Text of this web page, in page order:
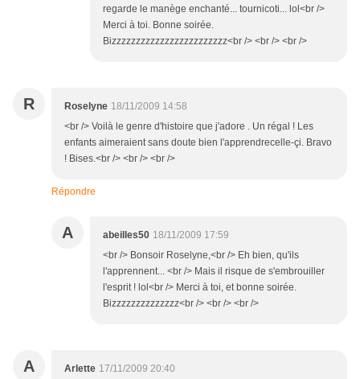
regarde le manège enchanté... tournicoti... lol<br />
Merci à toi. Bonne soirée.
Bizzzzzzzzzzzzzzzzzzzzzzzz<br /> <br /> <br />
R Roselyne 18/11/2009 14:58
<br /> Voilà le genre d'histoire que j'adore . Un régal ! Les
enfants aimeraient sans doute bien l'apprendrecelle-çi. Bravo
! Bises.<br /> <br /> <br />
Répondre
A abeilles50 18/11/2009 17:59
<br /> Bonsoir Roselyne,<br /> Eh bien, qu'ils
l'apprennent... <br /> Mais il risque de s'embrouiller
l'esprit ! lol<br /> Merci à toi, et bonne soirée.
Bizzzzzzzzzzzzzz<br /> <br /> <br />
A Arlette 17/11/2009 20:40